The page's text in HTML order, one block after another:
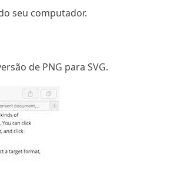
seu computador.
de PNG para SVG.